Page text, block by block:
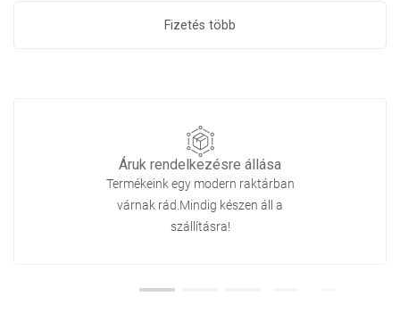
Fizetés több
Áruk rendelkezésre állása
Termékeink egy modern raktárban
várnak rád.Mindig készen áll a
szállításra!